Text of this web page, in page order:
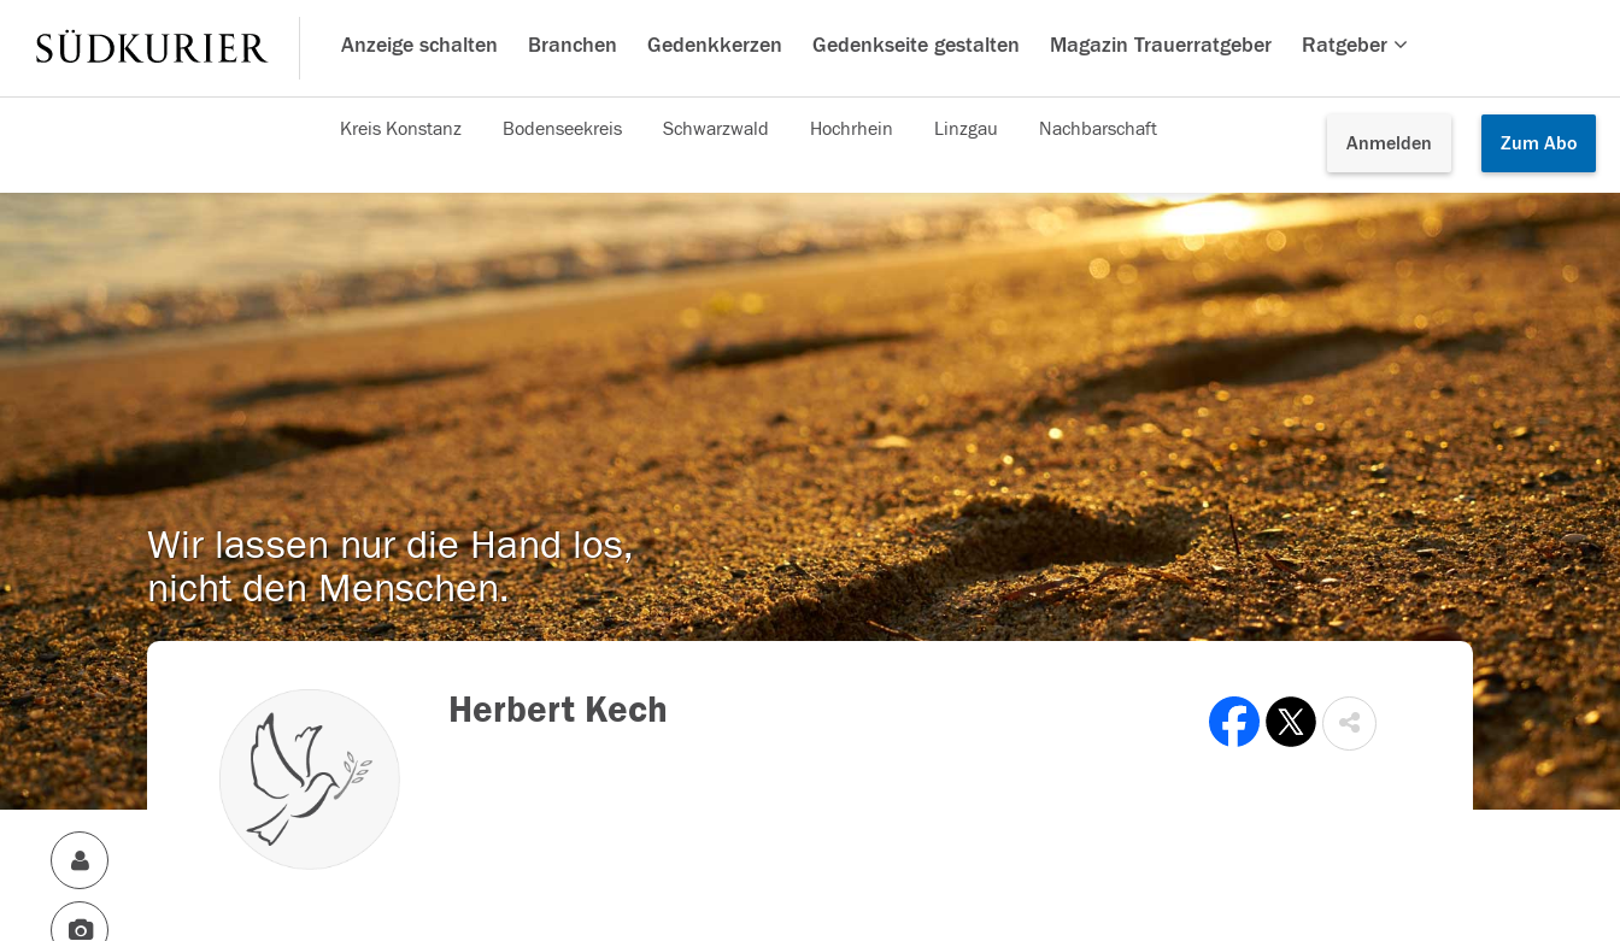
Anzeige schalten Branchen Gedenkkerzen Gedenkseite gestalten Magazin Trauerratgeber Ratgeber
Anmelden Zum Abo
Kreis Konstanz Bodenseekreis Schwarzwald Hochrhein Linzgau Nachbarschaft
Wir lassen nur die Hand los,
nicht den Menschen.
Herbert Kech